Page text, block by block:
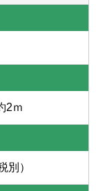
2ｍ
別）